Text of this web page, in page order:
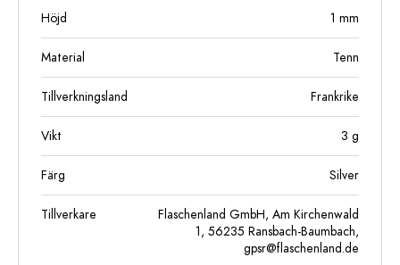
Höjd 1 mm
Material Tenn
Tillverkningsland Frankrike
Vikt 3 g
Färg Silver
Tillverkare
Flaschenland GmbH, Am Kirchenwald
1, 56235 Ransbach-Baumbach,
gpsr@flaschenland.de